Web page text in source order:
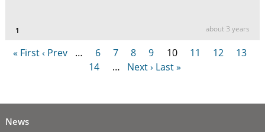
1 about 3 years
« First‹ Prev … 6 7 8 9 10 11 12
13
14
… Next › Last »
News